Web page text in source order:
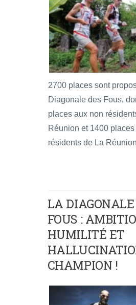
2700 places sont
Diagonale des Fous,
places aux non
Réunion et 1400
résidents de La
LA DIAGONALE
FOUS :
HUMILITÉ ET
CHAMPION !